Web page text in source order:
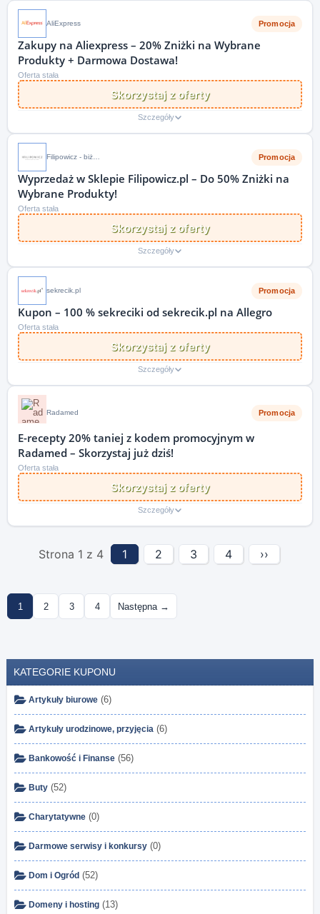
AliExpress Promocja
Zakupy na Aliexpress – 20% Zniżki na Wybrane
Produkty + Darmowa Dostawa!
Oferta stała
Skorzystaj z oferty
Szczegóły
Promocja
Wyprzedaż w Sklepie Filipowicz.pl – Do 50% Zniżki na
Wybrane Produkty!
Oferta stała
Skorzystaj z oferty
Szczegóły
sekrecik.pl Promocja
Kupon – 100 % sekreciki od sekrecik.pl na Allegro
Oferta stała
Skorzystaj z oferty
Szczegóły
Radamed Promocja
E-recepty 20% taniej z kodem promocyjnym w
Radamed – Skorzystaj już dziś!
Oferta stała
Skorzystaj z oferty
Szczegóły
Strona 1 z 4 1 2 3 4 ››
1 2 3 4 Następna →
KATEGORIE KUPONU
Artykuły biurowe (6)
Artykuły urodzinowe, przyjęcia (6)
Bankowość i Finanse (56)
Buty (52)
Charytatywne (0)
Darmowe serwisy i konkursy (0)
Dom i Ogród (52)
Domeny i hosting (13)